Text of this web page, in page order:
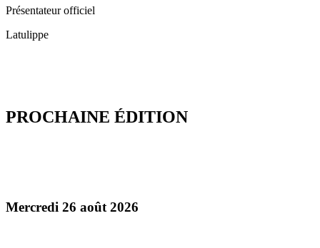
Présentateur officiel
Latulippe
PROCHAINE ÉDITION
Mercredi 26 août 2026